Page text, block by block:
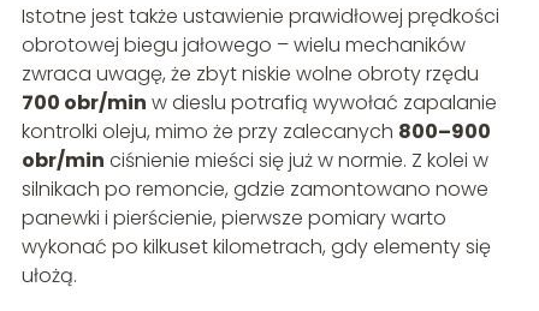
Istotne jest także ustawienie prawidłowej prędkości
obrotowej biegu jałowego – wielu mechaników
zwraca uwagę, że zbyt niskie wolne obroty rzędu
700 obr/min w dieslu potrafią wywołać zapalanie
kontrolki oleju, mimo że przy zalecanych 800–900
obr/min ciśnienie mieści się już w normie. Z kolei w
silnikach po remoncie, gdzie zamontowano nowe
panewki i pierścienie, pierwsze pomiary warto
wykonać po kilkuset kilometrach, gdy elementy się
ułożą.